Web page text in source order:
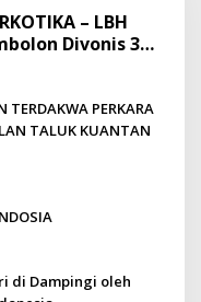
– LBH
Divonis 3
TERDAKWA PERKARA
TALUK KUANTAN
di Dampingi oleh